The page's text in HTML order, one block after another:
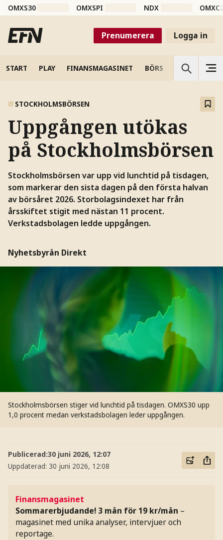
OMXS30 OMXSPI NDX
Prenumerera Logga in
START PLAY FINANSMAGASINET BÖRS VETENSKAP
STOCKHOLMSBÖRSEN
Uppgången utökas
på Stockholmsbörsen
Stockholmsbörsen var upp vid lunchtid på tisdagen,
som markerar den sista dagen på den första halvan
av börsåret 2026. Storbolagsindexet har från
årsskiftet stigit med nästan 11 procent.
Verkstadsbolagen ledde uppgången.
Nyhetsbyrån Direkt
Stockholmsbörsen stiger vid lunchtid på tisdagen. OMXS30 upp
1,0 procent medan verkstadsbolagen leder uppgången.
Publicerad:30 juni 2026, 12:07
Uppdaterad: 30 juni 2026, 12:08
Finansmagasinet
Sommarerbjudande! 3 mån för 19 kr/mån –
magasinet med unika analyser, intervjuer och
reportage.